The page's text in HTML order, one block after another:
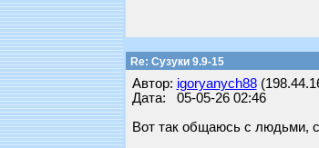
Re: Сузуки 9.9-15
Автор: igoryanych88
Дата: 05-05-26 02:46
Вот так общаюсь с людьми,